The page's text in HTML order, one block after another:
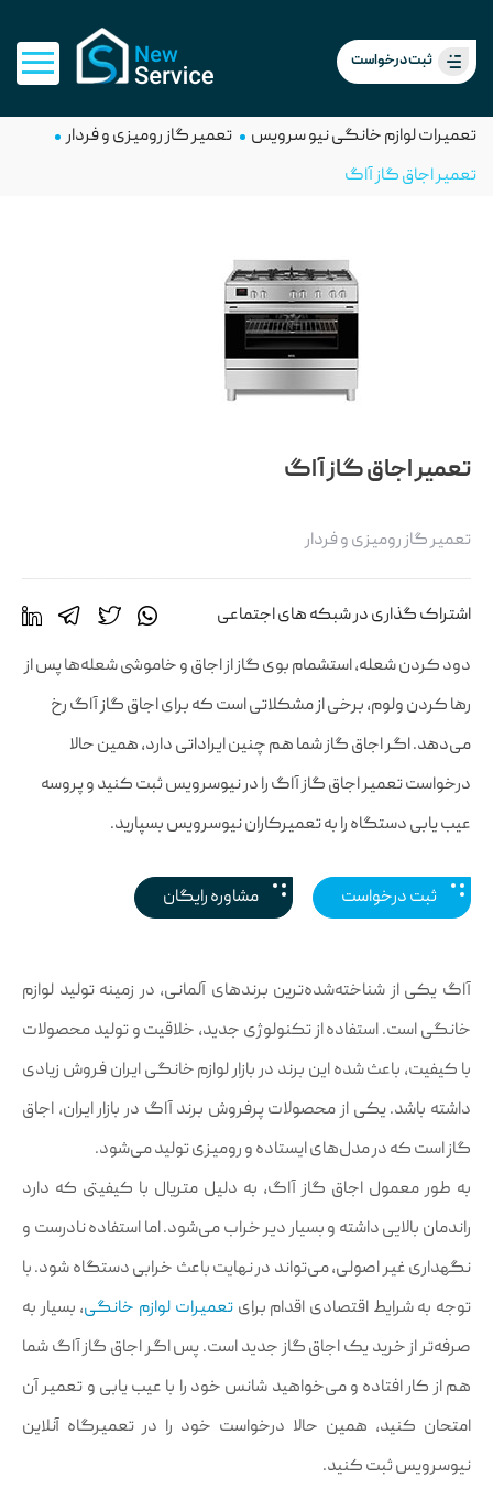
ثبت درخواست
تعمیرات لوازم خانگی نیو سرویس
تعمیر گاز رومیزی و فردار
تعمیر اجاق گاز آاگ
تعمیر اجاق گاز آاگ
تعمیر گاز رومیزی و فردار
اشتراک گذاری در شبکه های اجتماعی
دود کردن شعله، استشمام بوی گاز از اجاق و خاموشی شعله‌ها پس از
رها کردن ولوم، برخی از مشکلاتی است که برای اجاق گاز آاگ رخ
می‌دهد. اگر اجاق گاز شما هم چنین ایراداتی دارد، همین حالا
درخواست تعمیر اجاق گاز آاگ را در نیوسرویس ثبت کنید و پروسه
عیب یابی دستگاه را به تعمیرکاران نیوسرویس بسپارید.
ثبت درخواست مشاوره رایگان
آاگ یکی از شناخته‌شده‌ترین برند‌های آلمانی، در زمینه تولید لوازم
خانگی است. استفاده از تکنولوژی جدید، خلاقیت و تولید محصولات
با کیفیت، باعث شده این برند در بازار لوازم خانگی ایران فروش زیادی
داشته باشد. یکی از محصولات پرفروش برند آاگ در بازار ایران، اجاق
گاز است که در مدل‌های ایستاده و رومیزی تولید می‌شود.
به طور معمول اجاق گاز آاگ، به دلیل متریال با کیفیتی که دارد
راندمان بالایی داشته و بسیار دیر خراب می‌شود. اما استفاده نادرست و
نگهداری غیر اصولی، می‌تواند در نهایت باعث خرابی دستگاه شود. با
توجه به شرایط اقتصادی اقدام برایتعمیرات لوازم خانگی، بسیار به
صرفه‌تر از خرید یک اجاق گاز جدید است. پس اگر اجاق گاز آاگ شما
هم از کار افتاده و می‌خواهید شانس خود را با عیب یابی و تعمیر آن
امتحان کنید، همین حالا درخواست خود را در تعمیرگاه آنلاین
نیوسرویس ثبت کنید.